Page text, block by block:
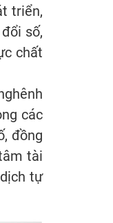
triển,
số,
chất
các
đồng
tài
tự